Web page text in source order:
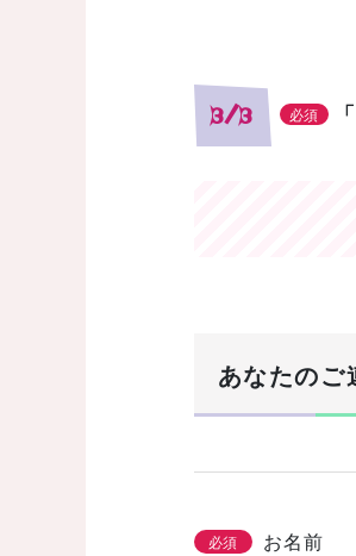
3/3 必須
あなたのご
必須 お名前